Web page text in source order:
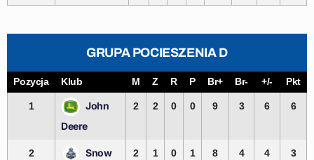
GRUPA POCIESZENIA D
Pozycja Klub M Z R P Br+ Br- +/- Pkt
1
John
Deere
2 2 0 0 9 3 6 6
2
Snow
2 1 0 1 8 4 4 3